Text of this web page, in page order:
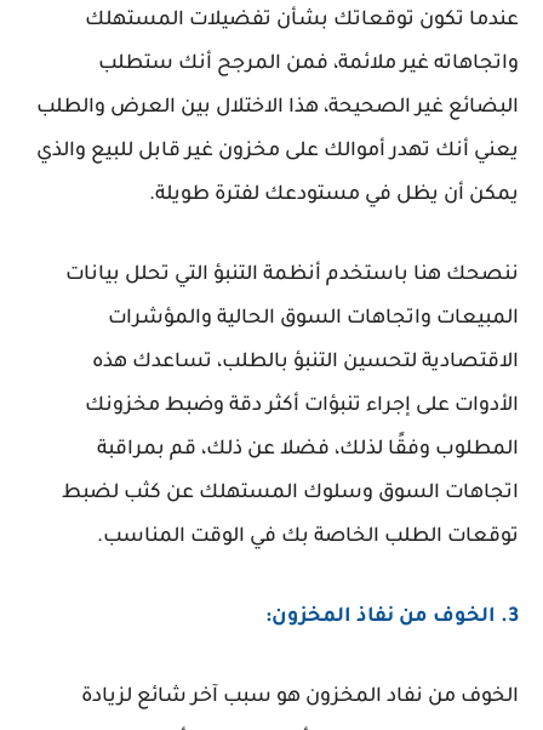
عندما تكون توقعاتك بشأن تفضيلات المستهلك
واتجاهاته غير ملائمة، فمن المرجح أنك ستطلب
البضائع غير الصحيحة، هذا الاختلال بين العرض والطلب
يعني أنك تهدر أموالك على مخزون غير قابل للبيع والذي
يمكن أن يظل في مستودعك لفترة طويلة.
ننصحك هنا باستخدم أنظمة التنبؤ التي تحلل بيانات
المبيعات واتجاهات السوق الحالية والمؤشرات
الاقتصادية لتحسين التنبؤ بالطلب، تساعدك هذه
الأدوات على إجراء تنبؤات أكثر دقة وضبط مخزونك
المطلوب وفقًا لذلك، فضلا عن ذلك، قم بمراقبة
اتجاهات السوق وسلوك المستهلك عن كثب لضبط
توقعات الطلب الخاصة بك في الوقت المناسب.
3. الخوف من نفاذ المخزون:
الخوف من نفاد المخزون هو سبب آخر شائع لزيادة